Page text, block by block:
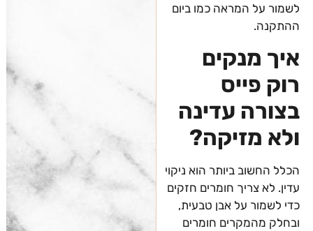
לשמור על המראה כמו ביום
ההתקנה.
איך מנקים
רוק פייס
בצורה עדינה
ולא מזיקה?
הכלל החשוב ביותר הוא ניקוי
עדין. לא צריך חומרים חזקים
כדי לשמור על אבן טבעית,
ובחלק מהמקרים חומרים